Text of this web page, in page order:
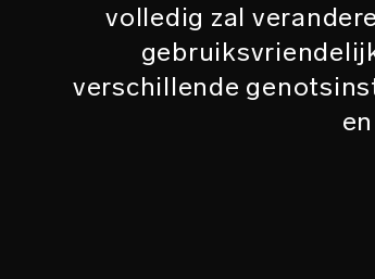
volledig zal
verschillende